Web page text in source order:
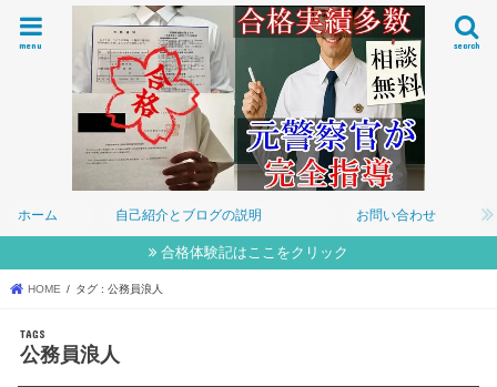
search
menu
ホーム 自己紹介とブログの説明 お問い合わせ
合格体験記はここをクリック
HOME タグ : 公務員浪人
公務員浪人